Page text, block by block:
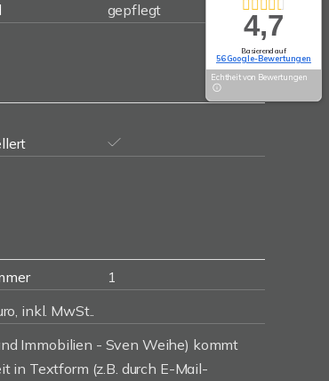
gepflegt
1
inkl. MwSt..
Immobilien - Sven Weihe) kommt
in Textform (z.B. durch E-Mail-
4,7
Basierend auf
56 Google-Bewertungen
Echtheit von Bewertungen